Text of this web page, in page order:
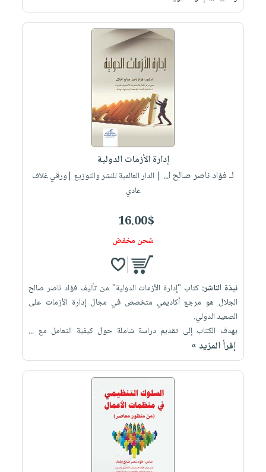
إدارة الأزمات الدولية
لـ فؤاد ناصر صالح ا... | الدار العالمية للنشر والتوزيع |ورقي غلاف
عادي
16.00$
شحن مخفض
نبذة الناشر:كتاب "إدارة الأزمات الدولية" من تأليف فؤاد ناصر صالح
الجلال هو مرجع أكاديمي متخصص في مجال إدارة الأزمات على
الصعيد الدولي.
يهدف الكتاب إلى تقديم دراسة شاملة حول كيفية التعامل مع ...
إقرأ المزيد »